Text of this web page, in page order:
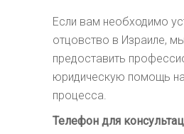
Если вам необходимо
отцовство в Израиле,
предоставить
юридическую помощь
процесса.
Телефон для